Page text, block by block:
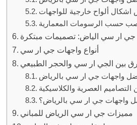
جي ار سي الياض: تصميمات مبتكرة
أنواع واجهات جي ار سي
بين الجي ار سي والحجر الطبيعي
واجهات جي ار سي بالرياض
التصاميم العصرية والكلاسيكية
واجهات جي ار سي بالرياض؟
مميزات جي ار سي الرياض للمباني